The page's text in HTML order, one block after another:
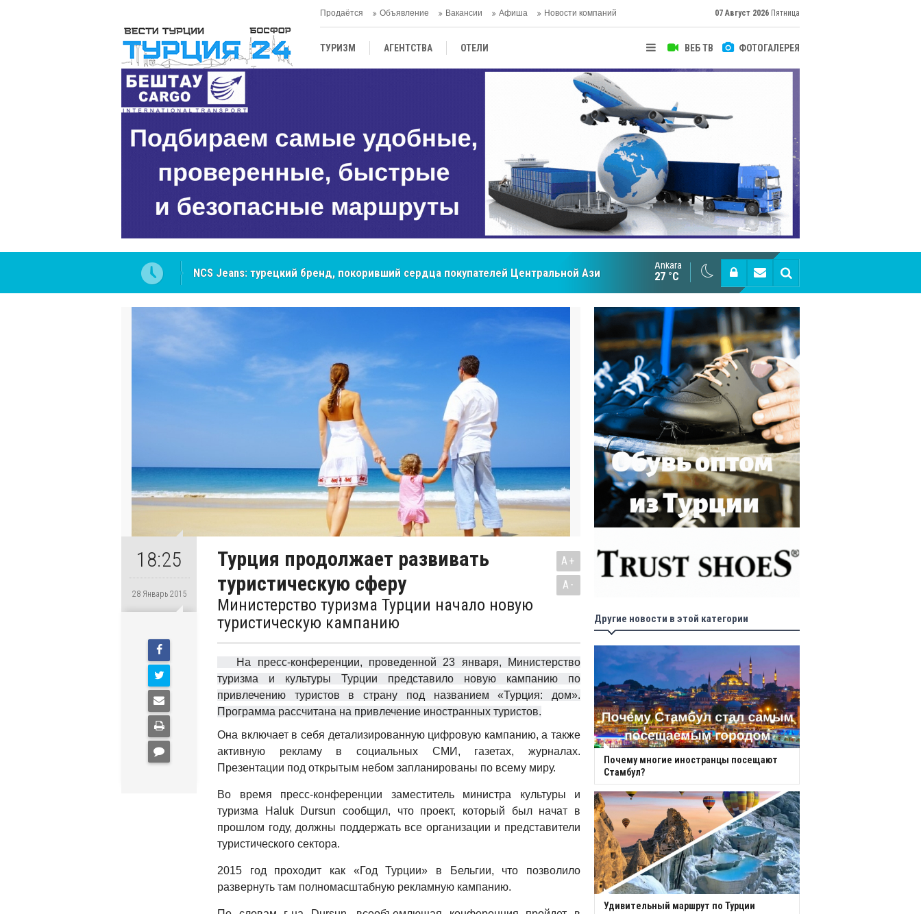
Продаётся Объявление Вакансии Афиша Новости компаний 07 Август 2026 Пятница
ВЕБ ТВ ФОТОГАЛЕРЕЯ
ТУРИЗМ АГЕНTСТВА ОТЕЛИ
Cottonhill покоряет мировые рынки
Великий Шёлковый путь объединяет таланты в
Ankara
27 °C
18:25
28 Январь 2015
Турция продолжает развивать
туристическую сферу
Министерство туризма Турции начало новую
туристическую кампанию
A+
A-
На пресс-конференции, проведенной 23 января, Министерство
туризма и культуры Турции представило новую кампанию по
привлечению туристов в страну под названием «Турция: дом».
Программа рассчитана на привлечение иностранных туристов.
Она включает в себя детализированную цифровую кампанию, а также
активную рекламу в социальных СМИ, газетах, журналах.
Презентации под открытым небом запланированы по всему миру.
Во время пресс-конференции заместитель министра культуры и
туризма Haluk Dursun сообщил, что проект, который был начат в
прошлом году, должны поддержать все организации и представители
туристического сектора.
2015 год проходит как «Год Турции» в Бельгии, что позволило
развернуть там полномасштабную рекламную кампанию.
Другие новости в этой категории
Почему многие иностранцы посещают
Стамбул?
Удивительный маршрут по Турции